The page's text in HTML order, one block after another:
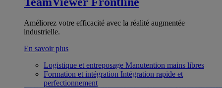
Améliorez votre efficacité avec la réalité augmentée
industrielle.
En savoir plus
Logistique et entreposage Manutention mains libres
Formation et intégration Intégration rapide et
perfectionnement